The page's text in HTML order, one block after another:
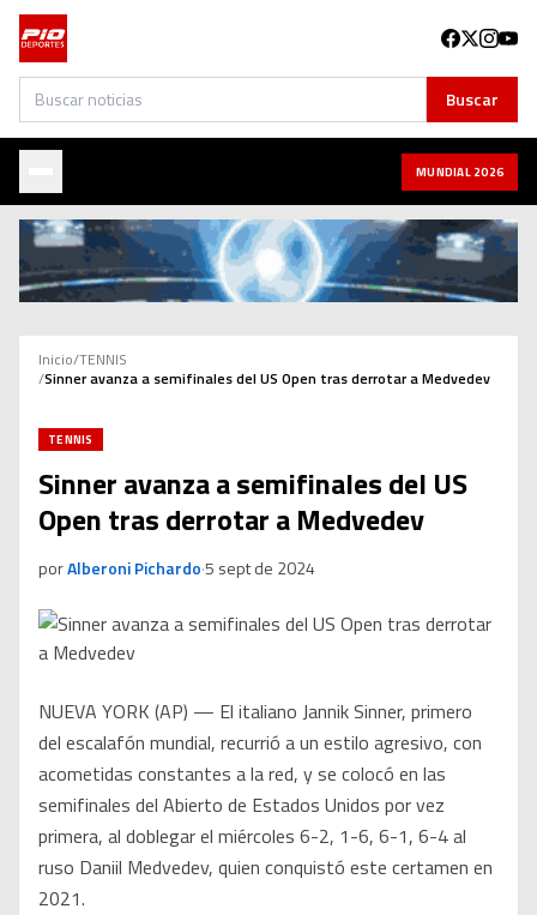
Buscar Buscar
MUNDIAL 2026
Inicio/TENNIS
/Sinner avanza a semifinales del US Open tras derrotar a Medvedev
TENNIS
Sinner avanza a semifinales del US
Open tras derrotar a Medvedev
porAlberoni Pichardo·5 sept de 2024
NUEVA YORK (AP) — El italiano Jannik Sinner, primero
del escalafón mundial, recurrió a un estilo agresivo, con
acometidas constantes a la red, y se colocó en las
semifinales del Abierto de Estados Unidos por vez
primera, al doblegar el miércoles 6-2, 1-6, 6-1, 6-4 al
ruso Daniil Medvedev, quien conquistó este certamen en
2021.